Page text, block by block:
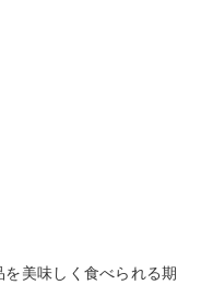
美味しく食べられる期